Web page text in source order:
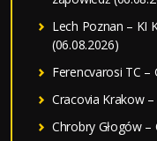
Lech Poznan – KI
(06.08.2026)
Ferencvarosi TC –
Cracovia Krakow
Chrobry Głogów